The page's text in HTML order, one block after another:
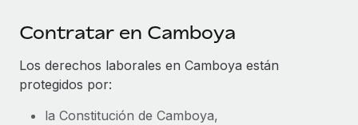
Optimiza los procesos con herramientas empresariales
esenciales.
SERVICIOS
Asociarse
Remote Build
Información sobre salarios y talento
Obtén ayuda
Contratar en Camboya
Los derechos laborales en Camboya están
protegidos por:
la Constitución de Camboya,